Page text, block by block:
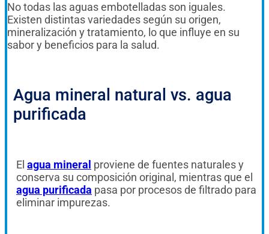
No todas las aguas embotelladas son iguales.
Existen distintas variedades según su origen,
mineralización y tratamiento, lo que influye en su
sabor y beneficios para la salud.
Agua mineral natural vs. agua
purificada
El agua mineral proviene de fuentes naturales y
conserva su composición original, mientras que el
agua purificada pasa por procesos de filtrado para
eliminar impurezas.